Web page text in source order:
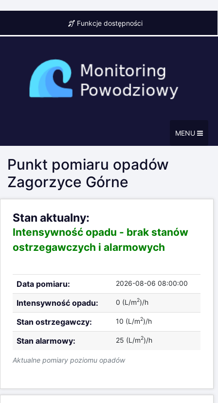
Funkcje dostępności
MENU
Punkt pomiaru opadów
Zagorzyce Górne
Stan aktualny:
Intensywność opadu - brak stanów
ostrzegawczych i alarmowych
Aktualne pomiary poziomu opadów
Data pomiaru: 2026-08-06 08:00:00
Intensywność opadu: 0 (L/m2)/h
Stan ostrzegawczy: 10 (L/m2)/h
Stan alarmowy: 25 (L/m2)/h